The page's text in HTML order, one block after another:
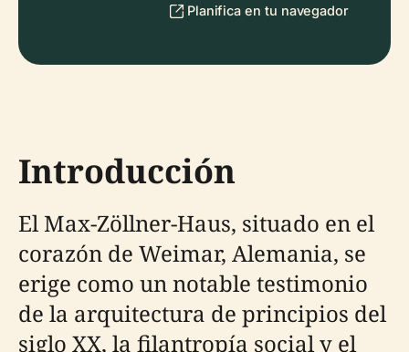
Planifica en tu navegador
Introducción
El Max-Zöllner-Haus, situado en el
corazón de Weimar, Alemania, se
erige como un notable testimonio
de la arquitectura de principios del
siglo XX, la filantropía social y el